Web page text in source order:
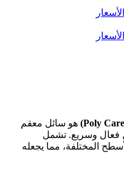
هو سائل معقم
فعال وسريع. تشمل
المختلفة، مما يجعله